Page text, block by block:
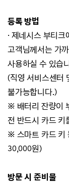
등록 방법
· 제네시스 부티
고객님께서는 가
사용하실 수 있습
(직영 서비스센터
불가능합니다.)
※ 배터리 잔량이
전 반드시 카드 키
※ 스마트 카드 키
30,000원)
방문 시 준비물